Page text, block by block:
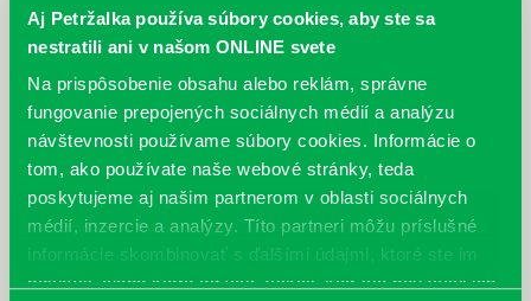
Aj Petržalka používa súbory cookies, aby ste sa
nestratili ani v našom ONLINE svete
Na prispôsobenie obsahu alebo reklám, správne
fungovanie prepojených sociálnych médií a analýzu
návštevnosti používame súbory cookies. Informácie o
tom, ako používate naše webové stránky, teda
poskytujeme aj našim partnerom v oblasti sociálnych
médií, inzercie a analýzy. Títo partneri môžu príslušné
informácie skombinovať s ďalšími údajmi, ktoré ste im
poskytli, alebo ktoré od vás získali, keď ste používali ich